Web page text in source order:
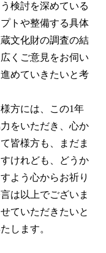
検討を深めている
トや整備する具体
文化財の調査の結
くご意見をお伺い
めていきたいと考
方には、この1年
をいただき、心か
皆様方も、まだま
けれども、どうか
よう心からお祈り
は以上でございま
ていただきたいと
します。